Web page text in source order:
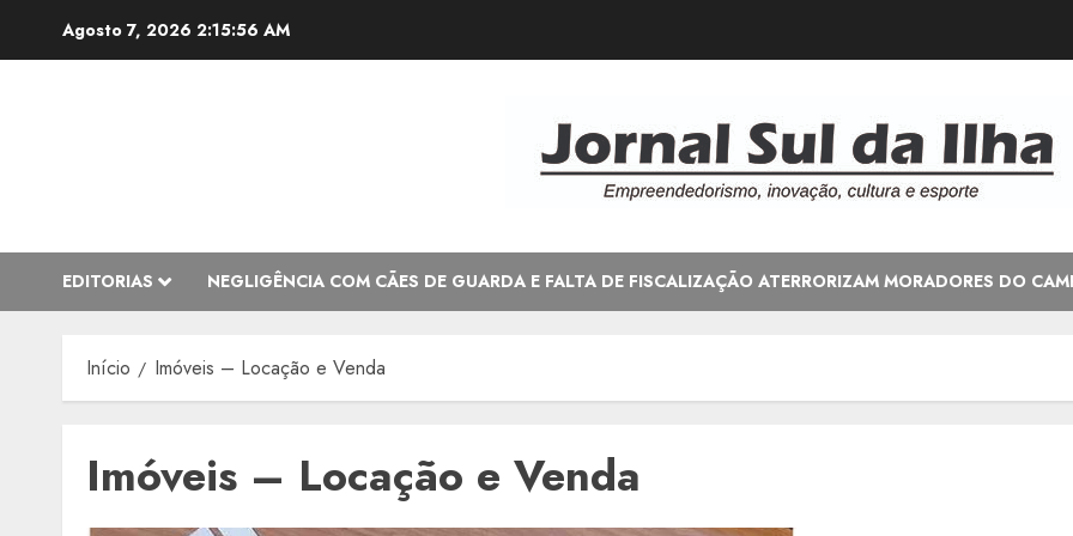
Agosto 7, 2026 2:15:56 AM
EDITORIAS NEGLIGÊNCIA COM CÃES DE GUARDA E FALTA DE FISCALIZAÇÃO ATERRORIZAM MORADORES DO
Início Imóveis – Locação e Venda
Imóveis – Locação e Venda